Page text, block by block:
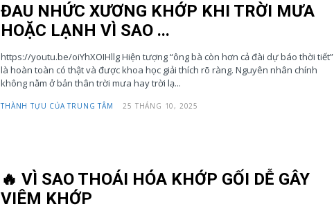
ĐAU NHỨC XƯƠNG KHỚP KHI TRỜI MƯA
HOẶC LẠNH VÌ SAO ...
https://youtu.be/oiYhXOIHllg Hiện tượng “ông bà còn hơn cả đài dự báo thời tiết”
là hoàn toàn có thật và được khoa học giải thích rõ ràng. Nguyên nhân chính
không nằm ở bản thân trời mưa hay trời lạ...
THÀNH TỰU CỦA TRUNG TÂM 25 THÁNG 10, 2025
🔥 VÌ SAO THOÁI HÓA KHỚP GỐI DỄ GÂY
VIÊM KHỚP